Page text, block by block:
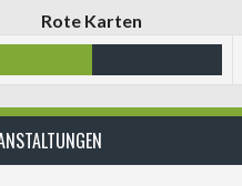
Rote Karten